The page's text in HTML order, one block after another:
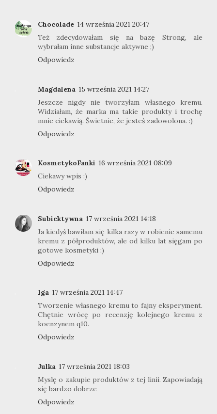
Chocolade 14 września 2021 20:47
Też zdecydowałam się na bazę Strong, ale
wybrałam inne substancje aktywne ;)
Odpowiedz
Magdalena 15 września 2021 14:27
Jeszcze nigdy nie tworzyłam własnego kremu.
Widziałam, że marka ma takie produkty i trochę
mnie ciekawią. Świetnie, że jesteś zadowolona. :)
Odpowiedz
KosmetykoFanki 16 września 2021 08:09
Ciekawy wpis :)
Odpowiedz
Subiektywna 17 września 2021 14:18
Ja kiedyś bawiłam się kilka razy w robienie samemu
kremu z półproduktów, ale od kilku lat sięgam po
gotowe kosmetyki :)
Odpowiedz
Iga 17 września 2021 14:47
Tworzenie własnego kremu to fajny eksperyment.
Chętnie wrócę po recenzję kolejnego kremu z
koenzynem q10.
Odpowiedz
Julka 17 września 2021 18:03
Myslę o zakupie produktów z tej linii. Zapowiadają
się bardzo dobrze
Odpowiedz